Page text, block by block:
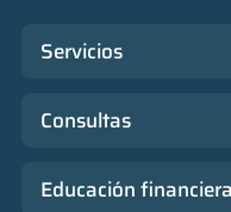
Servicios
Consultas
Educación financiera